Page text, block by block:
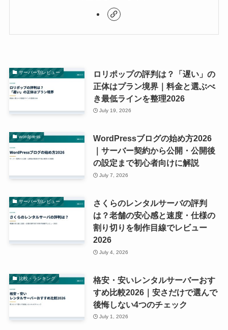
サーバー別レビュー
ロリポップの評判は？「遅い」の
正体はプラン境界｜料金と選ぶべ
き最低ラインを整理2026
July 19, 2026
wordpress
WordPressブログの始め方2026
｜サーバー契約から公開・公開後
の設定まで初心者向けに解説
July 7, 2026
サーバー別レビュー
さくらのレンタルサーバの評判
は？老舗の安心感と速度・仕様の
割り切りを制作目線でレビュー
2026
July 4, 2026
比較・ランキング
格安・安いレンタルサーバーおす
すめ比較2026｜安さだけで選んで
後悔しない4つのチェック
July 1, 2026